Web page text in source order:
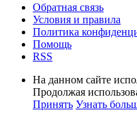
Обратная связь
Условия и правила
Политика
Помощь
RSS
На данном сайте
Продолжая
Принять Узнать